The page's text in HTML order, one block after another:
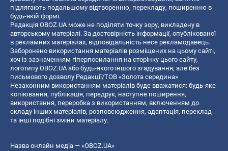
підлягають подальшому відтворенню, перекладу, поширенню в
будь-якій формі.
Редакція OBOZ.UA може не поділяти точку зору, викладену в
авторському матеріалі. За достовірність інформації, опублікованої
в рекламних матеріалах, відповідальність несе рекламодавець.
Заборонено використання матеріалів розміщених на цьому сайті,
хоч із зазначенням гіперпосилання на сторінку цього сайту,
логотипу OBOZ.UA або будь-якого іншого згадування, але без
письмового дозволу Редакції/ТОВ «Золота середина»
Незаконним використанням матеріалів буде вважатися: будь-яке
копiювання, публiкацiя, передрук, наступне поширення,
використання, переробка з використанням, включенням до
складу інших матеріалів, розповсюдження, адаптація, переклад
та інші подібні зміни матеріалу.
Назва онлайн медіа — «OBOZ.UA»